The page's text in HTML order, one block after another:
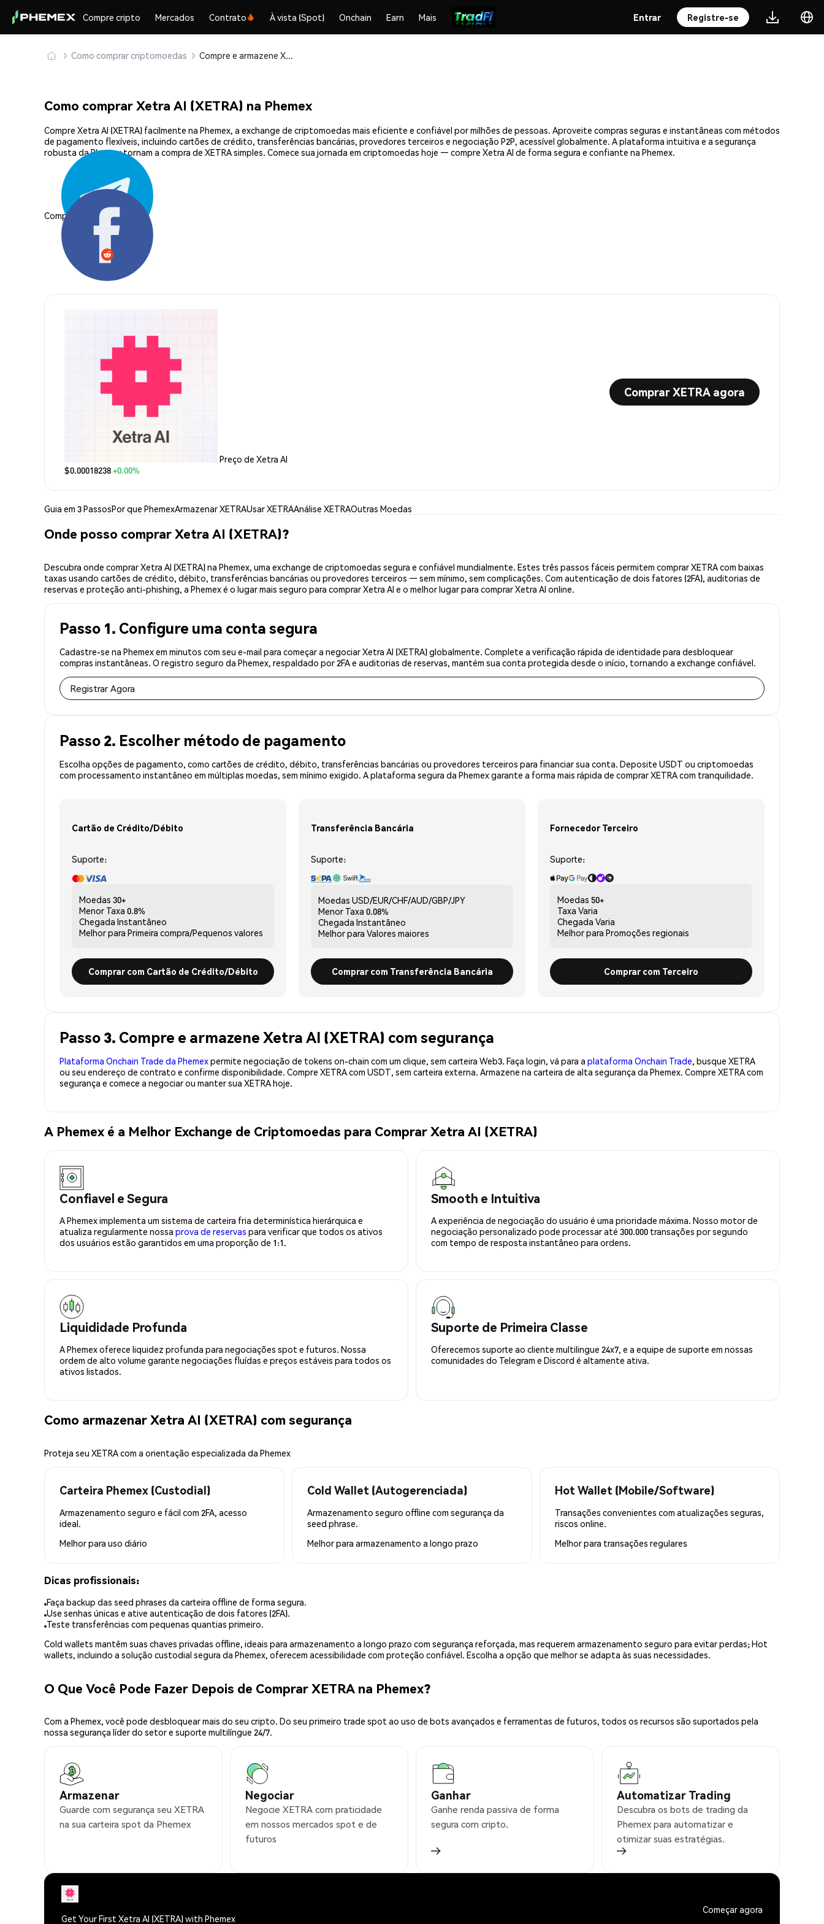
Compre cripto Mercados Contrato À vista (Spot) Onchain Earn Mais Entrar Registre-se
Como comprar criptomoedas Compre e armazene Xetra AI (XETRA) com segurança
Como comprar Xetra AI (XETRA) na Phemex
Compre Xetra AI (XETRA) facilmente na Phemex, a exchange de criptomoedas mais eficiente e confiável por milhões de pessoas. Aproveite compras seguras e instantâneas com métodos
de pagamento flexíveis, incluindo cartões de crédito, transferências bancárias, provedores terceiros e negociação P2P, acessível globalmente. A plataforma intuitiva e a segurança
robusta da Phemex tornam a compra de XETRA simples. Comece sua jornada em criptomoedas hoje — compre Xetra AI de forma segura e confiante na Phemex.
Compartilhar:
Preço de Xetra AI
$0.00018238+0.00%
Comprar XETRA agora
Guia em 3 PassosPor que PhemexArmazenar XETRAUsar XETRAAnálise XETRAOutras Moedas
Onde posso comprar Xetra AI (XETRA)?
Descubra onde comprar Xetra AI (XETRA) na Phemex, uma exchange de criptomoedas segura e confiável mundialmente. Estes três passos fáceis permitem comprar XETRA com baixas
taxas usando cartões de crédito, débito, transferências bancárias ou provedores terceiros — sem mínimo, sem complicações. Com autenticação de dois fatores (2FA), auditorias de
reservas e proteção anti-phishing, a Phemex é o lugar mais seguro para comprar Xetra AI e o melhor lugar para comprar Xetra AI online.
Passo 1. Configure uma conta segura
Cadastre-se na Phemex em minutos com seu e-mail para começar a negociar Xetra AI (XETRA) globalmente. Complete a verificação rápida de identidade para desbloquear
compras instantâneas. O registro seguro da Phemex, respaldado por 2FA e auditorias de reservas, mantém sua conta protegida desde o início, tornando a exchange confiável.
Registrar Agora
Passo 2. Escolher método de pagamento
Escolha opções de pagamento, como cartões de crédito, débito, transferências bancárias ou provedores terceiros para financiar sua conta. Deposite USDT ou criptomoedas
com processamento instantâneo em múltiplas moedas, sem mínimo exigido. A plataforma segura da Phemex garante a forma mais rápida de comprar XETRA com tranquilidade.
Cartão de Crédito/Débito
Suporte:
Moedas 30+
Menor Taxa 0.8%
Chegada Instantâneo
Melhor para Primeira compra/Pequenos valores
Comprar com Cartão de Crédito/Débito
Transferência Bancária
Suporte:
Moedas USD/EUR/CHF/AUD/GBP/JPY
Menor Taxa 0.08%
Chegada Instantâneo
Melhor para Valores maiores
Comprar com Transferência Bancária
Fornecedor Terceiro
Suporte:
Moedas 50+
Taxa Varia
Chegada Varia
Melhor para Promoções regionais
Comprar com Terceiro
Passo 3. Compre e armazene Xetra AI (XETRA) com segurança
Plataforma Onchain Trade da Phemexpermite negociação de tokens on-chain com um clique, sem carteira Web3. Faça login, vá para a plataforma Onchain Trade, busque XETRA
ou seu endereço de contrato e confirme disponibilidade. Compre XETRA com USDT, sem carteira externa. Armazene na carteira de alta segurança da Phemex. Compre XETRA com
segurança e comece a negociar ou manter sua XETRA hoje.
A Phemex é a Melhor Exchange de Criptomoedas para Comprar Xetra AI (XETRA)
Confiavel e Segura
A Phemex implementa um sistema de carteira fria determinística hierárquica e
atualiza regularmente nossa prova de reservas para verificar que todos os ativos
dos usuários estão garantidos em uma proporção de 1:1.
Smooth e Intuitiva
A experiência de negociação do usuário é uma prioridade máxima. Nosso motor de
negociação personalizado pode processar até 300.000 transações por segundo
com tempo de resposta instantâneo para ordens.
Liquididade Profunda
A Phemex oferece liquidez profunda para negociações spot e futuros. Nossa
ordem de alto volume garante negociações fluídas e preços estáveis para todos os
ativos listados.
Suporte de Primeira Classe
Oferecemos suporte ao cliente multilingue 24x7, e a equipe de suporte em nossas
comunidades do Telegram e Discord é altamente ativa.
Como armazenar Xetra AI (XETRA) com segurança
Proteja seu XETRA com a orientação especializada da Phemex
Carteira Phemex (Custodial)
Armazenamento seguro e fácil com 2FA, acesso
ideal.
Melhor para uso diário
Cold Wallet (Autogerenciada)
Armazenamento seguro offline com segurança da
seed phrase.
Melhor para armazenamento a longo prazo
Hot Wallet (Mobile/Software)
Transações convenientes com atualizações seguras,
riscos online.
Melhor para transações regulares
Dicas profissionais:
Faça backup das seed phrases da carteira offline de forma segura.
Use senhas únicas e ative autenticação de dois fatores (2FA).
Teste transferências com pequenas quantias primeiro.
Cold wallets mantêm suas chaves privadas offline, ideais para armazenamento a longo prazo com segurança reforçada, mas requerem armazenamento seguro para evitar perdas; Hot
wallets, incluindo a solução custodial segura da Phemex, oferecem acessibilidade com proteção confiável. Escolha a opção que melhor se adapta às suas necessidades.
O Que Você Pode Fazer Depois de Comprar XETRA na Phemex?
Com a Phemex, você pode desbloquear mais do seu cripto. Do seu primeiro trade spot ao uso de bots avançados e ferramentas de futuros, todos os recursos são suportados pela
nossa segurança líder do setor e suporte multilíngue 24/7.
Armazenar
Guarde com segurança seu XETRA
na sua carteira spot da Phemex
Negociar
Negocie XETRA com praticidade
em nossos mercados spot e de
futuros
Ganhar
Ganhe renda passiva de forma
segura com cripto.
Automatizar Trading
Descubra os bots de trading da
Phemex para automatizar e
otimizar suas estratégias.
Get Your First Xetra AI (XETRA) with Phemex
Começar agora